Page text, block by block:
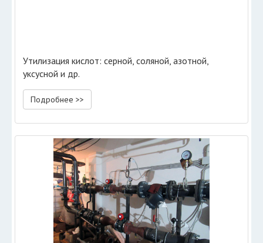
Утилизация кислот: серной, соляной, азотной,
уксусной и др.
Подробнее >>